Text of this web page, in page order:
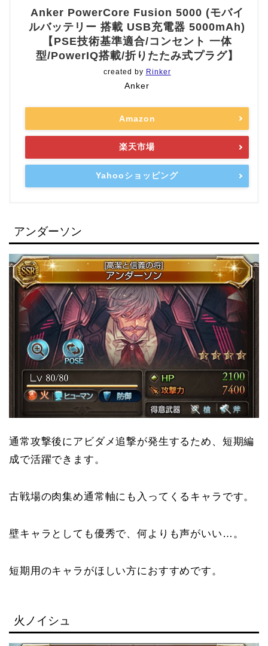
Anker PowerCore Fusion 5000 (モバイ
ルバッテリー 搭載 USB充電器 5000mAh)
【PSE技術基準適合/コンセント 一体
型/PowerIQ搭載/折りたたみ式プラグ】
created by Rinker
Anker
Amazon
楽天市場
Yahooショッピング
アンダーソン
通常攻撃後にアビダメ追撃が発生するため、短期編
成で活躍できます。
古戦場の肉集め通常軸にも入ってくるキャラです。
壁キャラとしても優秀で、何よりも声がいい…。
短期用のキャラがほしい方におすすめです。
火ノイシュ